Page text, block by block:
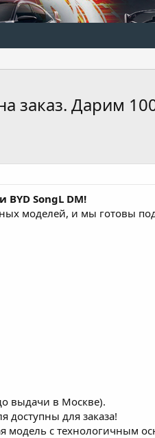
заказ. Дарим
SongL DM!
моделей, и мы готовы
выдачи в Москве).
доступны для заказа!
модель с технологичным